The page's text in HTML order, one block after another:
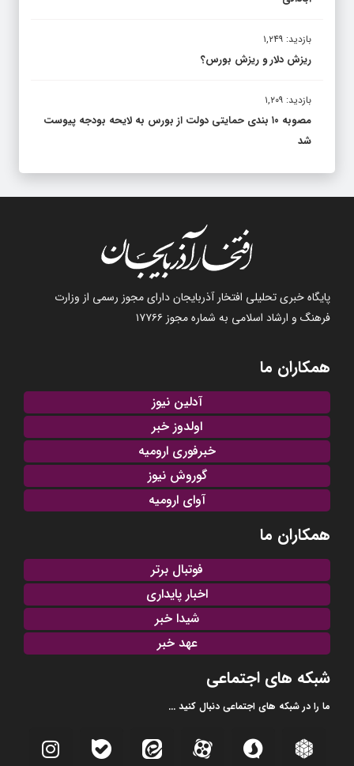
بازدید: ۱,۲۴۹
ریزش دلار و ریزش بورس؟
بازدید: ۱,۲۰۹
مصوبه ۱۰ بندی حمایتی دولت از بورس به لایحه بودجه پیوست
شد
پایگاه خبری تحلیلی افتخار آذربایجان دارای مجوز رسمی از وزارت
فرهنگ و ارشاد اسلامی به شماره مجوز ۱۷۷۶۶
همکاران ما
آدلین نیوز
اولدوز خبر
خبرفوری ارومیه
گوروش نیوز
آوای ارومیه
همکاران ما
فوتبال برتر
اخبار پایداری
شیدا خبر
عهد خبر
شبکه های اجتماعی
ما را در شبکه های اجتماعی دنبال کنید ...